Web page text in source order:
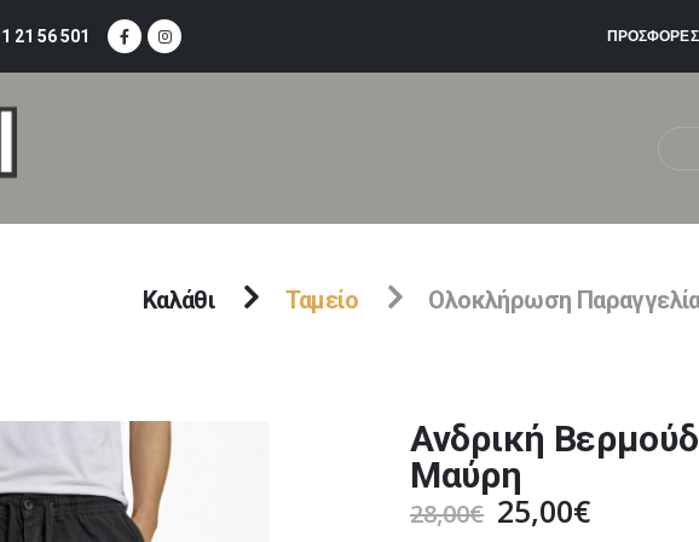
21 56 501 ΠΡΟΣΦΟΡΕΣ
Καλάθι Ταμείο Ολοκλήρωση
Ανδρική
Μαύρη
28,00€ Original
25,00€Η